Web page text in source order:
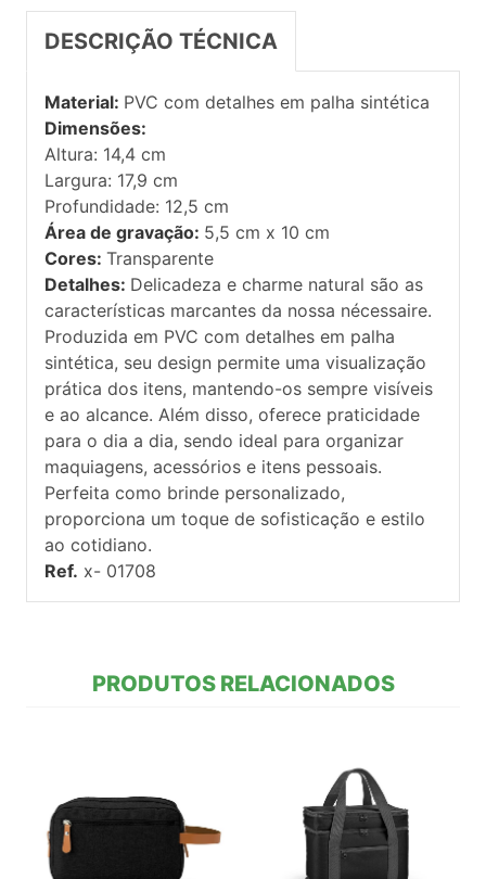
DESCRIÇÃO TÉCNICA
Material: PVC com detalhes em palha sintética
Dimensões:
Altura: 14,4 cm
Largura: 17,9 cm
Profundidade: 12,5 cm
Área de gravação: 5,5 cm x 10 cm
Cores: Transparente
Detalhes: Delicadeza e charme natural são as
características marcantes da nossa nécessaire.
Produzida em PVC com detalhes em palha
sintética, seu design permite uma visualização
prática dos itens, mantendo-os sempre visíveis
e ao alcance. Além disso, oferece praticidade
para o dia a dia, sendo ideal para organizar
maquiagens, acessórios e itens pessoais.
Perfeita como brinde personalizado,
proporciona um toque de sofisticação e estilo
ao cotidiano.
Ref. x- 01708
PRODUTOS RELACIONADOS